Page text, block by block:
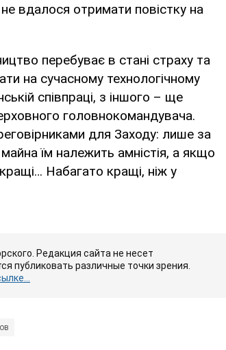
вдалося отримати повістку на
перебуває в стані страху та
на сучасному технологічному
співпраці, з іншого – ще
головнокомандувача.
для Заходу: лише за
їм належить амністія, а якщо
Набагато кращі, ніж у
Редакция сайта не несет
публиковать различные точки зрения.